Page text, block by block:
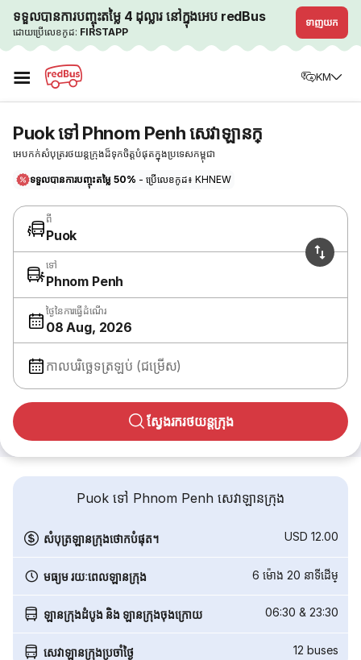
ទទួលបានការបញ្ចុះតម្លៃ 4 ដុល្លារ នៅក្នុងអេប redBus
ដោយប្រើលេខកូដ: FIRSTAPP
ទាញយក
☰ KM
Puok ទៅ Phnom Penh សេវាឡានក្
អេបកក់សំបុត្ររថយន្តក្រុងដ៏ទុកចិត្តបំផុតក្នុងប្រទេសកម្ពុជា
ទទួលបានការបញ្ចុះតម្លៃ 50% - ប្រើលេខកូដ៖ KHNEW
ពី
Puok
ទៅ
Phnom Penh
ថ្ងៃនៃការធ្វើដំណើរ
08 Aug, 2026
កាលបរិច្ឆេទត្រឡប់ (ជម្រើស)
ស្វែងរករថយន្តក្រុង
Puok ទៅ Phnom Penh សេវាឡានក្រុង
សំបុត្រឡានក្រុងថោកបំផុត។ USD 12.00
មធ្យម រយៈពេលឡានក្រុង 6 ម៉ោង 20 នាទី​ដើម្
ឡានក្រុងដំបូង និង ឡានក្រុងចុងក្រោយ 06:30 & 23:30
សេវាឡានក្រុងប្រចាំថ្ងៃ 12 buses